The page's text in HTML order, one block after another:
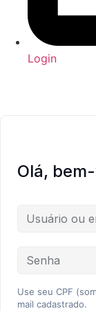
Login
Olá,
Use seu CPF
mail cadastrado.